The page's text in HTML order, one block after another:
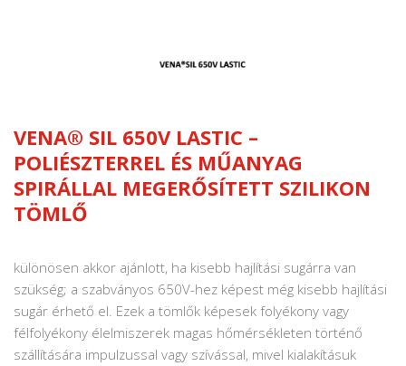
VENA® SIL 650V LASTIC –
POLIÉSZTERREL ÉS MŰANYAG
SPIRÁLLAL MEGERŐSÍTETT SZILIKON
TÖMLŐ
különösen akkor ajánlott, ha kisebb hajlítási sugárra van
szükség; a szabványos 650V-hez képest még kisebb hajlítási
sugár érhető el. Ezek a tömlők képesek folyékony vagy
félfolyékony élelmiszerek magas hőmérsékleten történő
szállítására impulzussal vagy szívással, mivel kialakításuk